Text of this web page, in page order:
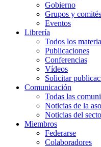
Gobierno
Grupos y comités
Eventos
Librería
Todos los
Publicaciones
Conferencias
Vídeos
Solicitar
Comunicación
Todas las
Noticias de la
Noticias del
Miembros
Federarse
Colaboradores